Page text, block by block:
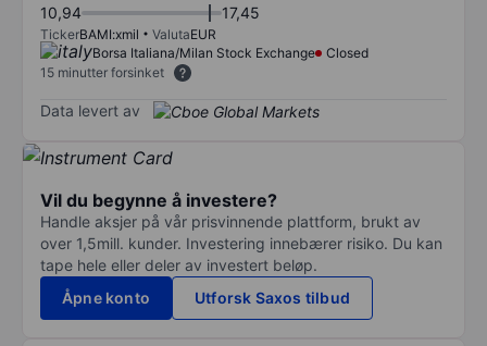
10,94 17,45
TickerBAMI:xmil ValutaEUR
Borsa Italiana/Milan Stock Exchange
Closed
15 minutter forsinket
Data levert av
Vil du begynne å investere?
Handle aksjer på vår prisvinnende plattform, brukt av
over 1,5mill. kunder. Investering innebærer risiko. Du kan
tape hele eller deler av investert beløp.
Åpne konto
Utforsk Saxos tilbud